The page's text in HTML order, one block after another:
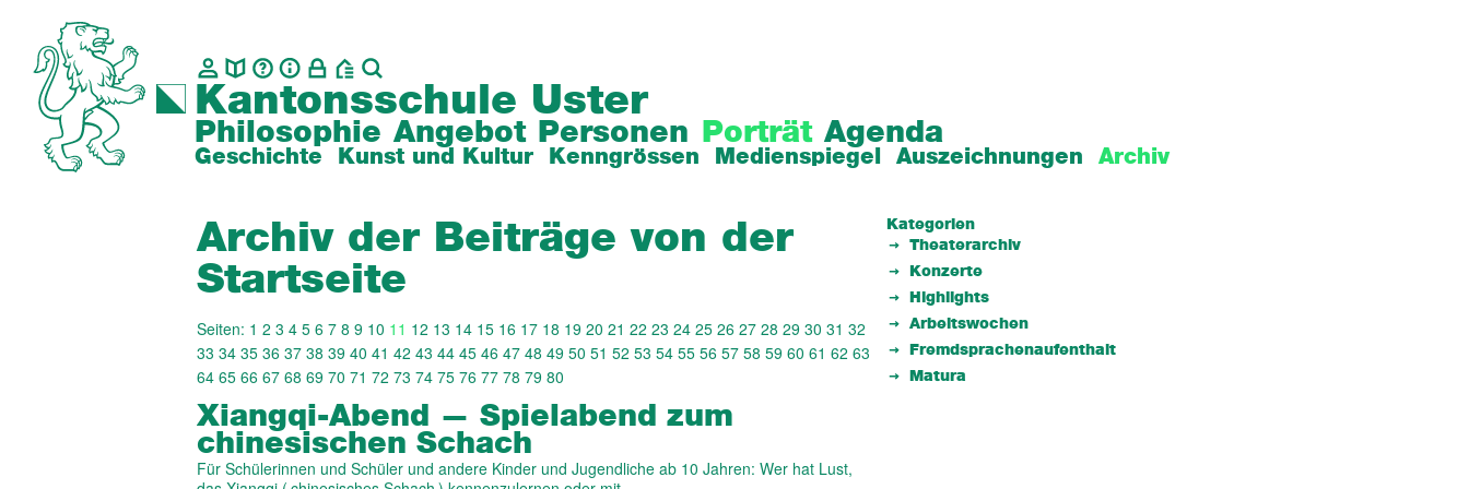
Kantonsschule Uster
Philosophie Angebot Personen Porträt
Geschichte Kunst und Kultur Kenngrössen Medienspiegel Auszeichnungen Archiv
Agenda
Archiv der Beiträge von der
Startseite
Seiten: 1 2 3 4 5 6 7 8 9 10 11 12 13 14 15 16 17 18 19 20 21 22 23 24 25 26 27 28 29 30 31 32
33 34 35 36 37 38 39 40 41 42 43 44 45 46 47 48 49 50 51 52 53 54 55 56 57 58 59 60 61 62 63
64 65 66 67 68 69 70 71 72 73 74 75 76 77 78 79 80
Xiangqi-Abend — Spielabend zum
chinesischen Schach
Für Schülerinnen und Schüler und andere Kinder und Jugendliche ab 10 Jahren: Wer hat Lust,
Kategorien
Theaterarchiv
Konzerte
Highlights
Arbeitswochen
Fremdsprachenaufenthalt
Matura